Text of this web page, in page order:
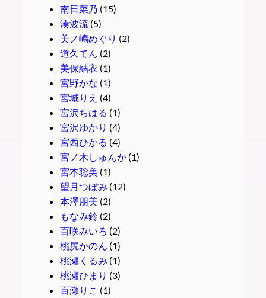
南日菜乃 (15)
湊波流 (5)
美ノ嶋めぐり (2)
道久てん (2)
美保結衣 (1)
宮野かな (1)
宮城りえ (4)
宮沢ちはる (1)
宮沢ゆかり (4)
宮西ひかる (4)
宮ノ木しゅんか(1)
宮本聡美 (1)
望月つぼみ (12)
本澤朋美 (2)
もなみ鈴(2)
百咲みいろ (2)
桃尻かのん (1)
桃瀬くるみ (1)
桃瀬ひまり (3)
百瀬りこ (1)